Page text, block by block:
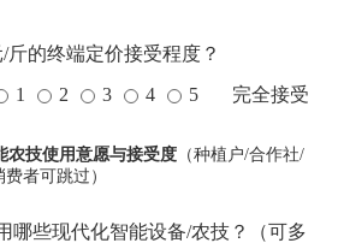
斤的终端定价接受程度？
1 2 3 4 5 完全接受
农技使用意愿与接受度 （种植户/合作社/
者可跳过）
哪些现代化智能设备/农技？（可多